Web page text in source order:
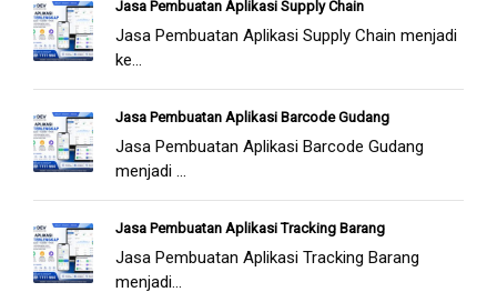
Jasa Pembuatan Aplikasi Supply Chain
Jasa Pembuatan Aplikasi Supply Chain menjadi
ke...
Jasa Pembuatan Aplikasi Barcode Gudang
Jasa Pembuatan Aplikasi Barcode Gudang
menjadi ...
Jasa Pembuatan Aplikasi Tracking Barang
Jasa Pembuatan Aplikasi Tracking Barang
menjadi...